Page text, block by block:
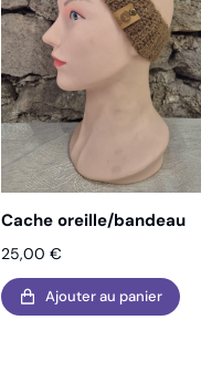
Cache oreille/bandeau
25,00 €
Ajouter au panier